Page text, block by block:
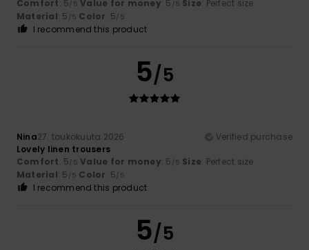
Comfort: 5/5 Value for money: 5 /5 Size: Perfect size
Material: 5 /5 Color: 5/5
I recommend this product
5/5
Nina27. toukokuuta 2026
Verified purchase
Lovely linen trousers
Comfort: 5/5 Value for money: 5 /5 Size: Perfect size
Material: 5 /5 Color: 5/5
I recommend this product
5/5